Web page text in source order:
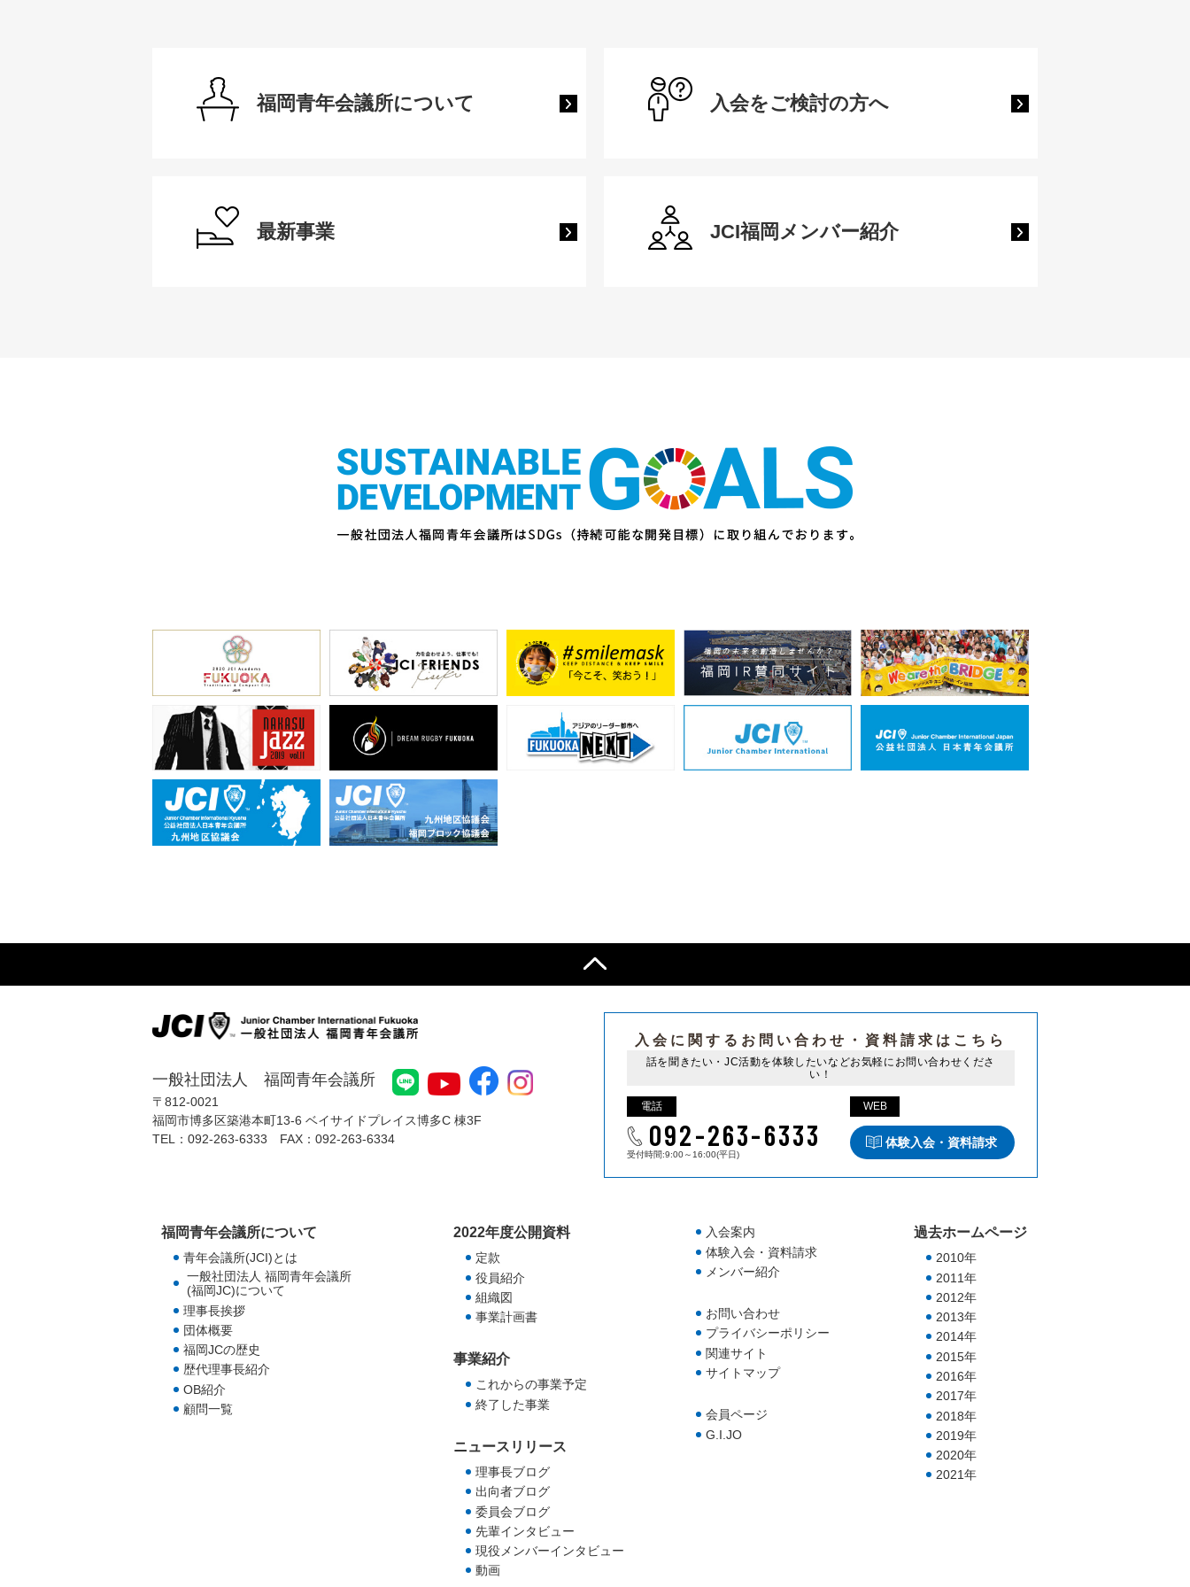
福岡青年会議所について 入会をご検討の方へ
最新事業 JCI福岡メンバー紹介
一般社団法人 福岡青年会議所
〒812-0021
福岡市博多区築港本町13-6 ベイサイドプレイス博多C 棟3F
TEL： 092-263-6333 FAX： 092-263-6334
入会に関するお問い合わせ・ 資料請求はこちら
話を聞きたい・JC活動を体験したいなどお気軽にお問い合わせくださ
い！
電話
092-263-6333
受付時間:9:00～16:00(平日)
WEB
体験入会・資料請求
福岡青年会議所について
青年会議所(JCI)とは
一般社団法人 福岡青年会議所
(福岡JC)について
理事長挨拶
団体概要
福岡JCの歴史
歴代理事長紹介
OB紹介
顧問一覧
2022年度公開資料
定款
役員紹介
組織図
事業計画書
事業紹介
これからの事業予定
終了した事業
ニュースリリース
理事長ブログ
出向者ブログ
委員会ブログ
先輩インタビュー
現役メンバーインタビュー
動画
入会案内
体験入会・資料請求
メンバー紹介
お問い合わせ
プライバシーポリシー
関連サイト
サイトマップ
会員ページ
G.I.JO
過去ホームページ
2010年
2011年
2012年
2013年
2014年
2015年
2016年
2017年
2018年
2019年
2020年
2021年